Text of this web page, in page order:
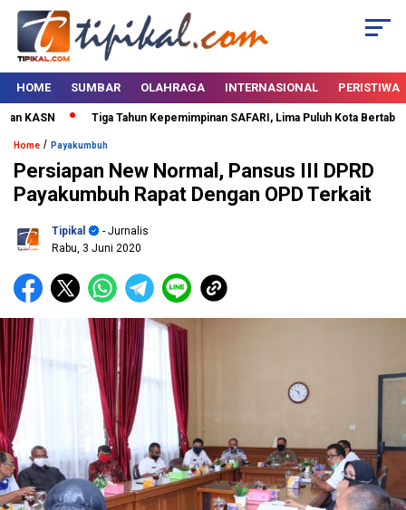
HOME SUMBAR OLAHRAGA INTERNASIONAL PERISTIWA
Tiga Tahun Kepemimpinan SAFARI, Lima Puluh Kota Bertabur
Home / Payakumbuh
Persiapan New Normal, Pansus III DPRD
Payakumbuh Rapat Dengan OPD Terkait
Tipikal
- Jurnalis
Rabu, 3 Juni 2020